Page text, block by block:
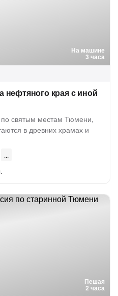
На машине
3 часа
края с иной
по святым местам Тюмени,
в древних храмах и
Пешая
2 часа